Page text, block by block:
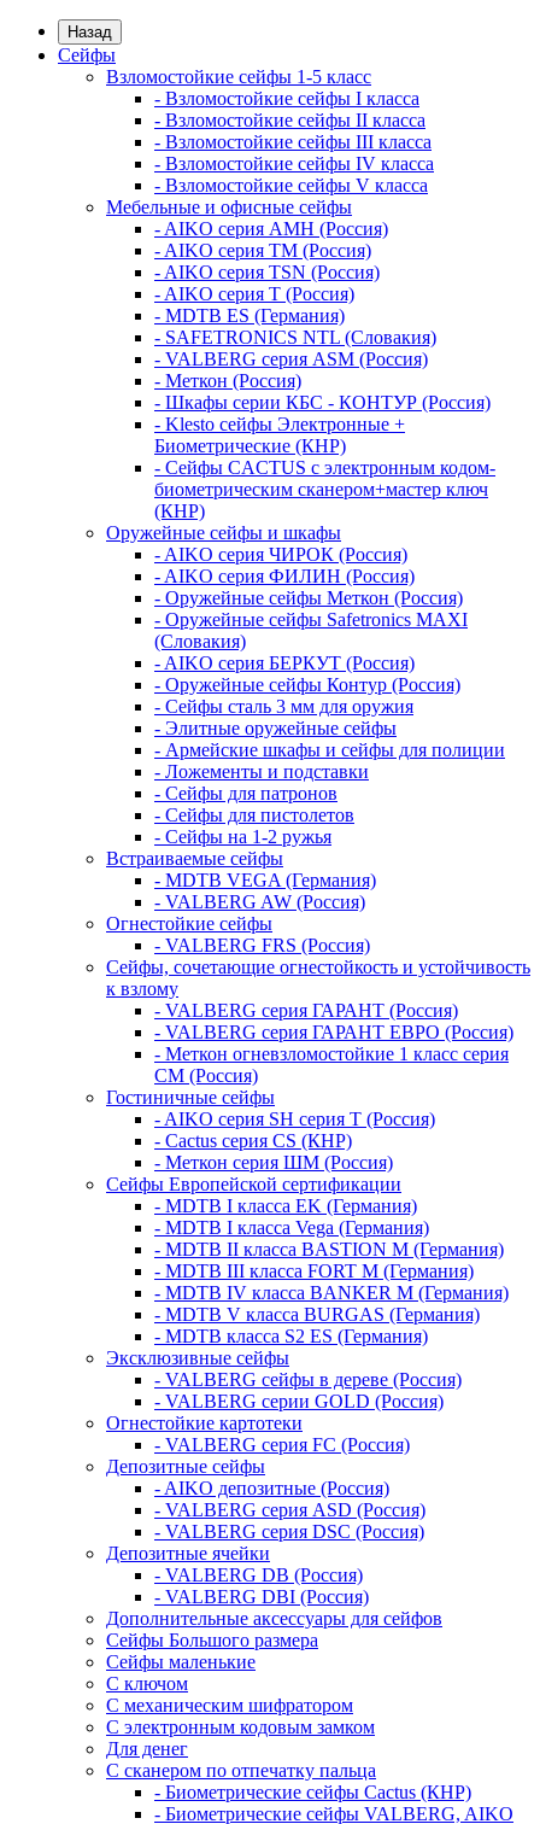
Назад
Сейфы
Взломостойкие сейфы 1-5 класс
- Взломостойкие сейфы I класса
- Взломостойкие сейфы II класса
- Взломостойкие сейфы III класса
- Взломостойкие сейфы IV класса
- Взломостойкие сейфы V класса
Мебельные и офисные сейфы
- AIKO серия AMH (Россия)
- AIKO серия TM (Россия)
- AIKO серия TSN (Россия)
- AIKO серия Т (Россия)
- MDTB ES (Германия)
- SAFETRONICS NTL (Словакия)
- VALBERG серия ASM (Россия)
- Меткон (Россия)
- Шкафы серии КБС - КОНТУР (Россия)
- Klesto сейфы Электронные +
Биометрические (КНР)
- Сейфы CACTUS с электронным кодом-
биометрическим сканером+мастер ключ
(КНР)
Оружейные сейфы и шкафы
- AIKO серия ЧИРОК (Россия)
- AIKO серия ФИЛИН (Россия)
- Оружейные сейфы Меткон (Россия)
- Оружейные сейфы Safetronics MAXI
(Словакия)
- AIKO серия БЕРКУТ (Россия)
- Оружейные сейфы Контур (Россия)
- Сейфы сталь 3 мм для оружия
- Элитные оружейные сейфы
- Армейские шкафы и сейфы для полиции
- Ложементы и подставки
- Сейфы для патронов
- Сейфы для пистолетов
- Сейфы на 1-2 ружья
Встраиваемые сейфы
- MDTB VEGA (Германия)
- VALBERG AW (Россия)
Огнестойкие сейфы
- VALBERG FRS (Россия)
Сейфы, сочетающие огнестойкость и устойчивость
к взлому
- VALBERG серия ГАРАНТ (Россия)
- VALBERG серия ГАРАНТ ЕВРО (Россия)
- Меткон огневзломостойкие 1 класс серия
СМ (Россия)
Гостиничные сейфы
- AIKO серия SH серия Т (Россия)
- Cactus серия CS (КНР)
- Меткон серия ШМ (Россия)
Сейфы Европейской сертификации
- MDTB I класса EK (Германия)
- MDTB I класса Vega (Германия)
- MDTB II класса BASTION M (Германия)
- MDTB III класса FORT M (Германия)
- MDTB IV класса BANKER M (Германия)
- MDTB V класса BURGAS (Германия)
- MDTB класса S2 ES (Германия)
Эксклюзивные сейфы
- VALBERG сейфы в дереве (Россия)
- VALBERG серии GOLD (Россия)
Огнестойкие картотеки
- VALBERG серия FC (Россия)
Депозитные сейфы
- AIKO депозитные (Россия)
- VALBERG серия ASD (Россия)
- VALBERG серия DSC (Россия)
Депозитные ячейки
- VALBERG DB (Россия)
- VALBERG DBI (Россия)
Дополнительные аксессуары для сейфов
Сейфы Большого размера
Сейфы маленькие
С ключом
С механическим шифратором
С электронным кодовым замком
Для денег
С сканером по отпечатку пальца
- Биометрические сейфы Cactus (КНР)
- Биометрические сейфы VALBERG, AIKO